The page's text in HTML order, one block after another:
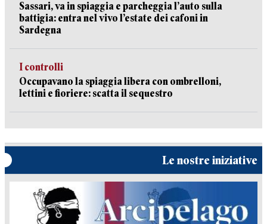
Sassari, va in spiaggia e parcheggia l’auto sulla
battigia: entra nel vivo l’estate dei cafoni in
Sardegna
I controlli
Occupavano la spiaggia libera con ombrelloni,
lettini e fioriere: scatta il sequestro
Le nostre iniziative